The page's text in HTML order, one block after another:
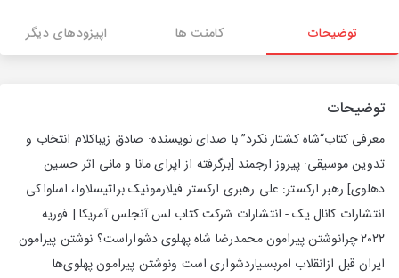
توضیحات کامنت ها اپیزودهای دیگر
توضیحات
معرفی کتاب“شاه کشتار نکرد” با صدای نویسنده: صادق زیباکلام انتخاب و
تدوین موسیقی: پیروز ارجمند [برگرفته از اپرای مانا و مانی اثر حسین
دهلوی] رهبر ارکستر: علی رهبری ارکستر فیلارمونیک براتیسلاوا، اسلواکی
انتشارات کانال یک - انتشارات شرکت کتاب لس آنجلس آمریکا | فوریه
۲۰۲۲ چرانوشتن پیرامون محمدرضا شاه پهلوی دشواراست؟ نوشتن پیرامون
ایران قبل ازانقلاب امربسیاردشواری است ونوشتن پیرامون پهلوی‌ها